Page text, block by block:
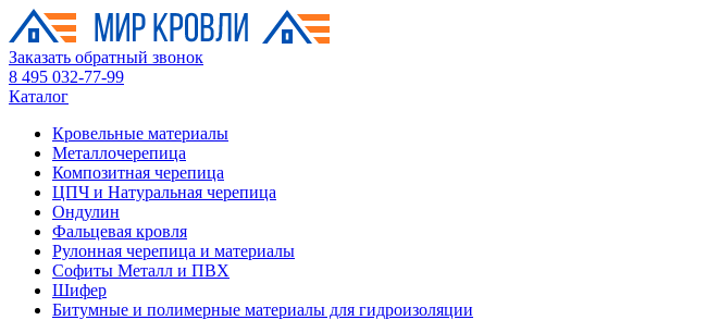
Заказать обратный звонок
8 495 032-77-99
Каталог
Кровельные материалы
Металлочерепица
Композитная черепица
ЦПЧ и Натуральная черепица
Ондулин
Фальцевая кровля
Рулонная черепица и материалы
Софиты Металл и ПВХ
Шифер
Битумные и полимерные материалы для гидроизоляции